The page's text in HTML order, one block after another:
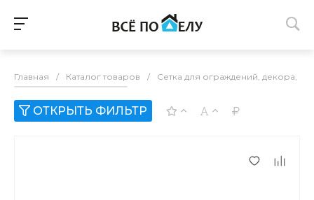
Главная / Каталог товаров / Сетка для ограждений, декора,
ОТКРЫТЬ ФИЛЬТР